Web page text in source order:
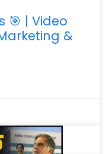
🎯 | Video
&